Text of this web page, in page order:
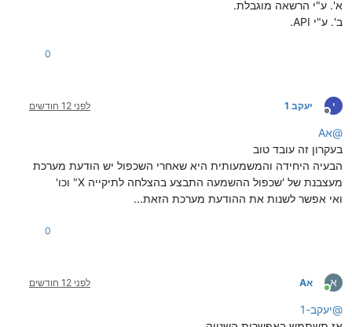
א'. ע"י הרשאה מוגבלת.
ב'. ע"י API.
0
י
מנותק
יעקב 1 לפני 12 חודשים
@אA
בעקרון זה עובד טוב
הבעיה היחידה והמשמעותית היא שאחרי השכפול יש הודעת מערכת
מעצבנת של 'שכפול ההשמעה התבצע בהצלחה לתיקייה X" וכו'
ואי אפשר לשנות את ההודעת מערכת הזאת...
0
א
מחובר
אA לפני 12 חודשים
@יעקב-1